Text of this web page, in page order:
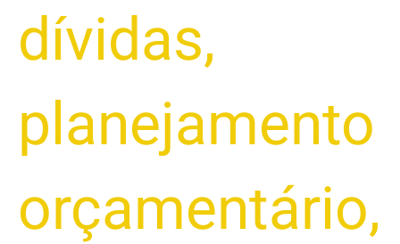
dívidas,
planejamento
orçamentário,